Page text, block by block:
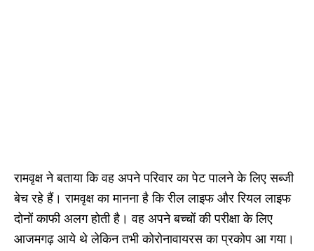
रामवृक्ष ने बताया कि वह अपने परिवार का पेट पालने के लिए सब्जी
बेच रहे हैं। रामवृक्ष का मानना है कि रील लाइफ और रियल लाइफ
दोनों काफी अलग होती है। वह अपने बच्चों की परीक्षा के लिए
आजमगढ़ आये थे लेकिन तभी कोरोनावायरस का प्रकोप आ गया।